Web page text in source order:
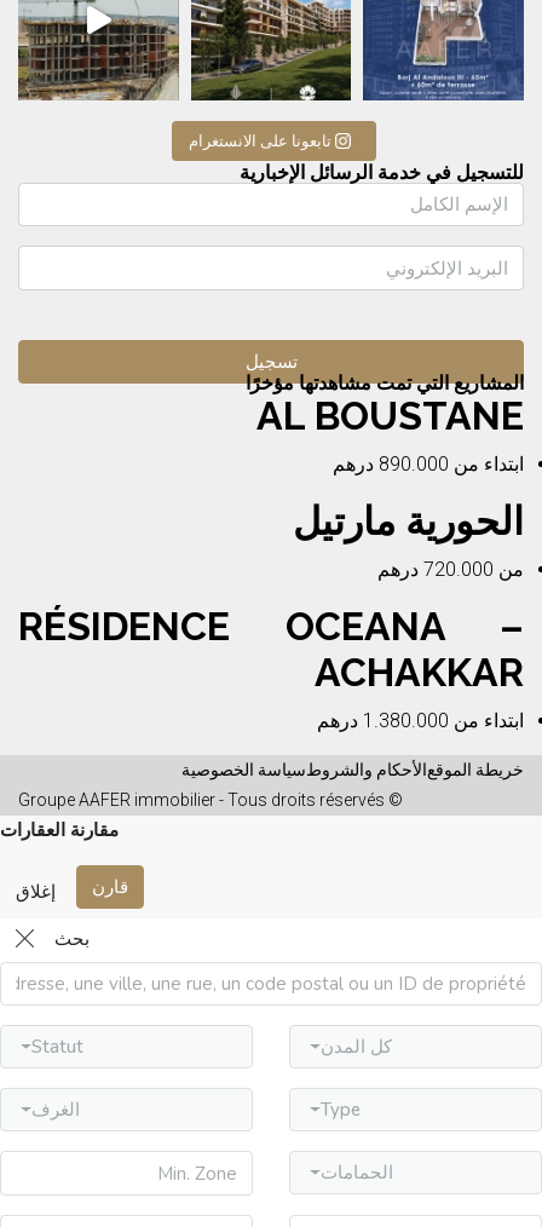
تابعونا على الانستغرام
للتسجيل في خدمة الرسائل الإخبارية
المشاريع التي تمت مشاهدتها مؤخرًا
AL BOUSTANE
ابتداء من 890.000 درهم
الحورية مارتيل
من 720.000 درهم
RÉSIDENCE OCEANA –
ACHAKKAR
ابتداء من 1.380.000 درهم
خريطة الموقعالأحكام والشروطسياسة الخصوصية
© Groupe AAFER immobilier - Tous droits réservés
مقارنة العقارات
قارن
إغلاق
بحث
كل المدن Statut
Type الغرف
الحمامات